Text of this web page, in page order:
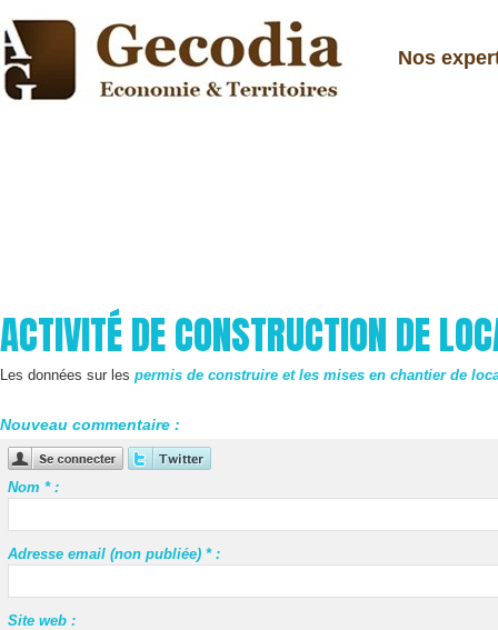
Nos
ACTIVITÉ DE CONSTRUCTION DE
Les données sur lespermis de construire et les mises en chantier de
Nouveau commentaire :
Nom * :
Adresse email (non publiée) * :
Site web :